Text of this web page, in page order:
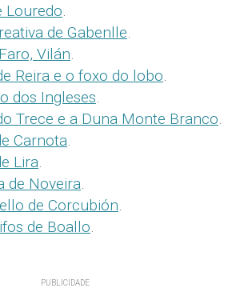
Louredo.
de Gabenlle.
Vilán.
Reira e o foxo do lobo.
dos Ingleses.
Trece e a Duna Monte Branco.
Carnota.
Lira.
de Noveira.
de Corcubión.
de Boallo.